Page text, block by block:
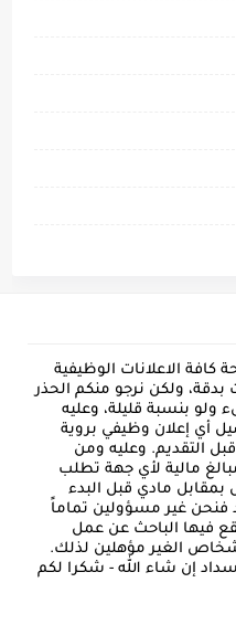
كافة الاعلانات الوظيفية
ولكن نرجو منكم الحذر
بنسبة قليلة، وعليه
أي إعلان وظيفي بروية
التقديم. وعليه ومن
مالية لأي جهة تطلب
مادي قبل البدء
فنحن غير مسؤولين تماماً
فيها الباحث عن عمل
الغير مؤهلين لذلك.
إن شاء الله - شكرا لكم